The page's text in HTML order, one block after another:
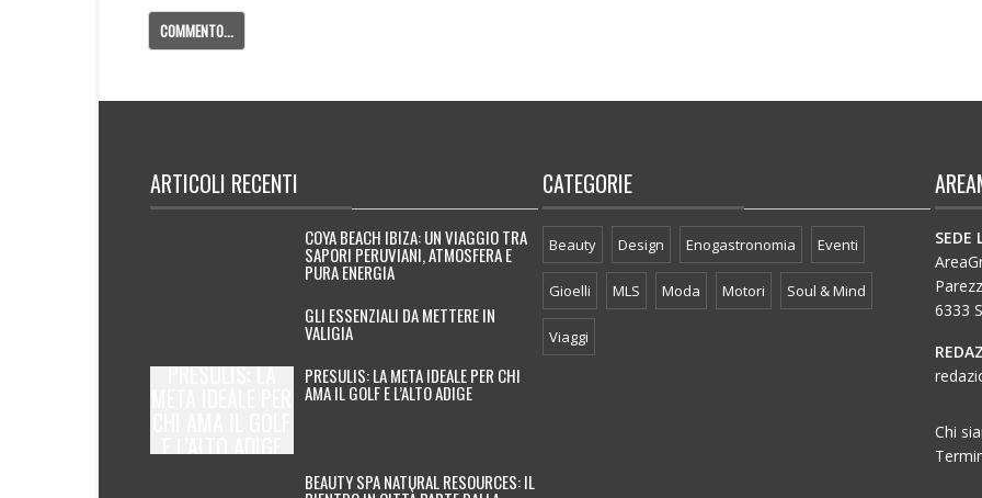
ARTICOLI RECENTI
COYA BEACH IBIZA: UN VIAGGIO TRA
SAPORI PERUVIANI, ATMOSFERA E
PURA ENERGIA
GLI ESSENZIALI DA METTERE IN
VALIGIA
PRESULIS: LA
E L’ALTO ADIGE
PRESULIS: LA META IDEALE PER CHI
AMA IL GOLF E L’ALTO ADIGE
BEAUTY SPA NATURAL RESOURCES: IL
CATEGORIE
Beauty Design Enogastronomia Eventi
Gioelli MLS Moda Motori Soul & Mind
Viaggi
SEDE
6333
Chi